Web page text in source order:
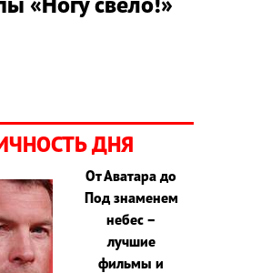
ДНЯ
От Аватара до
Под знаменем
небес –
лучшие
фильмы и